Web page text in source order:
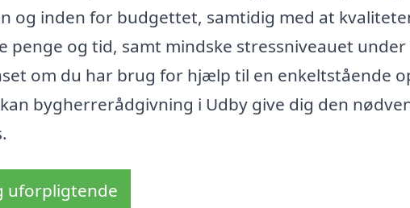
og inden for budgettet, samtidig med at
penge og tid, samt mindske stressniveauet under
om du har brug for hjælp til en enkeltstående
bygherrerådgivning i Udby give dig den
uforpligtende